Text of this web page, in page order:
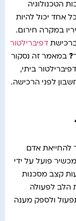
הטכנולוגיה
אחד יכול להיות
במקרה חירום.
דפיברילטור
? במאמר זה נסקור
ביתי,
לפני הרכישה.
להחייאת אדם
פועל על ידי
קצב מסכנות
הלב לפעולה
ולספק מענה